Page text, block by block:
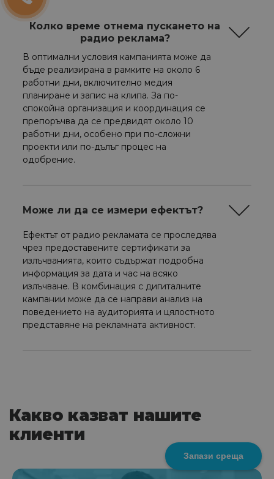
Запази среща
Колко време отнема пускането на
радио реклама?
В оптимални условия кампанията може да
бъде реализирана в рамките на около 6
работни дни, включително медия
планиране и запис на клипа. За по-
спокойна организация и координация се
препоръчва да се предвидят около 10
работни дни, особено при по-сложни
проекти или по-дълъг процес на
одобрение.
Може ли да се измери ефектът?
Ефектът от радио рекламата се проследява
чрез предоставените сертификати за
излъчванията, които съдържат подробна
информация за дата и час на всяко
излъчване. В комбинация с дигиталните
кампании може да се направи анализ на
поведението на аудиторията и цялостното
представяне на рекламната активност.
Какво казват нашите
клиенти